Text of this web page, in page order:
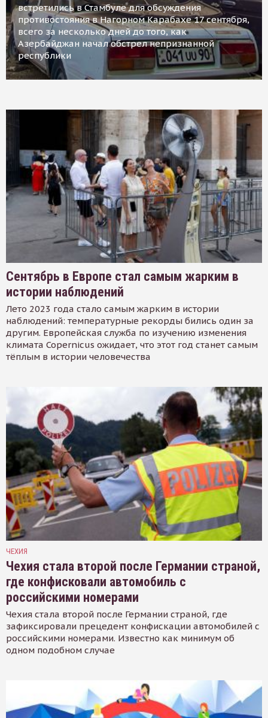
встретились в Стамбуле для обсуждения
противостояния в Нагорном Карабахе 17 сентября,
всего за несколько дней до того, как
Азербайджан начал обстрел непризнанной
республики
Сентябрь в Европе стал самым жарким в
истории наблюдений
Лето 2023 года стало самым жарким в истории
наблюдений: температурные рекорды бились один за
другим. Европейская служба по изучению изменения
климата Copernicus ожидает, что этот год станет самым
тёплым в истории человечества
ЧЕХИЯ
Чехия стала второй после Германии страной,
где конфисковали автомобиль с
российскими номерами
Чехия стала второй после Германии страной, где
зафиксировали прецедент конфискации автомобилей с
российскими номерами. Известно как минимум об
одном подобном случае